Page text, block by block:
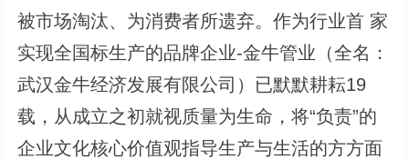
被市场淘汰、为消费者所遗弃。作为行业首 家
实现全国标生产的品牌企业-金牛管业（全名：
武汉金牛经济发展有限公司）已默默耕耘19
载，从成立之初就视质量为生命，将“负责”的
企业文化核心价值观指导生产与生活的方方面